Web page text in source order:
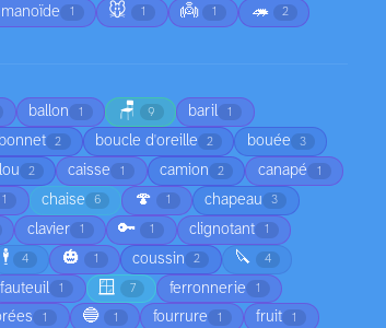
1 🐭 1 👼 1 🦔 2
ballon 1 🪑 9 baril 1
bonnet 2 boucle d'oreille 2 bouée 3
2 caisse 1 camion 2 canapé 1
1 chaise 6 🍄 1 chapeau 3
clavier 1 🔑 1 clignotant 1
🕴️ 4 🎃 1 coussin 2 🔪 4
fauteuil 1 🪟 7 ferronnerie 1
1 🔵 1 fourrure 1 fruit 1